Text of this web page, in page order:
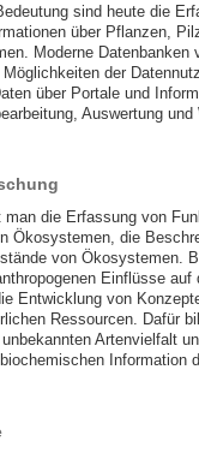
sind heute die
über Pflanzen,
Moderne Datenbanken
der
über Portale und
Auswertung und
man die Erfassung von
Ökosystemen, die
von Ökosystemen.
Einflüsse
Entwicklung von
Ressourcen. Dafür
Artenvielfalt
Information